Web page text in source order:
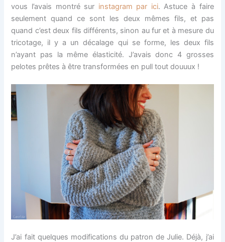
vous l’avais montré sur instagram par ici. Astuce à faire
seulement quand ce sont les deux mêmes fils, et pas
quand c’est deux fils différents, sinon au fur et à mesure du
tricotage, il y a un décalage qui se forme, les deux fils
n’ayant pas la même élasticité. J’avais donc 4 grosses
pelotes prêtes à être transformées en pull tout douuux !
J’ai fait quelques modifications du patron de Julie. Déjà, j’ai